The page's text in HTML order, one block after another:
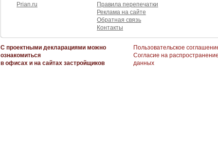
Prian.ru
Правила перепечатки
Реклама на сайте
Обратная связь
Контакты
С проектными декларациями можно
ознакомиться
в офисах и на сайтах застройщиков
Пользовательское
Согласие на
данных